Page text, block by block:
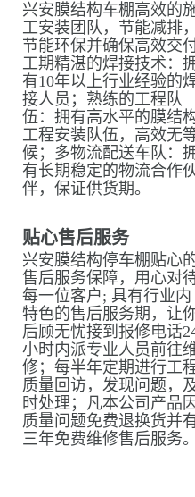
兴安膜结构车棚高效的
工安装团队，节能减排
节能环保并确保高效交
工期精湛的焊接技术：
有10年以上行业经验的
接人员；熟练的工程队
伍：拥有高水平的膜结
工程安装队伍，高效无
候；多物流配送车队：
有长期稳定的物流合作
伴，保证供货期。
贴心售后服务
兴安膜结构停车棚贴心
售后服务保障，用心对
每一位客户; 具有行业内
特色的售后服务期，让
后顾无忧接到报修电话
小时内派专业人员前往
修；每半年定期进行工
质量回访，发现问题，
时处理；凡本公司产品
质量问题免费退换货并
三年免费维修售后服务